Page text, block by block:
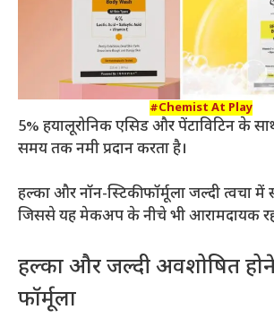
#Chemist At Play
5% हयालूरोनिक एसिड और पेंटाविटिन के
समय तक नमी प्रदान करता है।
हल्का और नॉन-स्टिकी फॉर्मूला जल्दी त्वचा में
जिससे यह मेकअप के नीचे भी आरामदायक
हल्का और जल्दी अवशोषित
फॉर्मूला